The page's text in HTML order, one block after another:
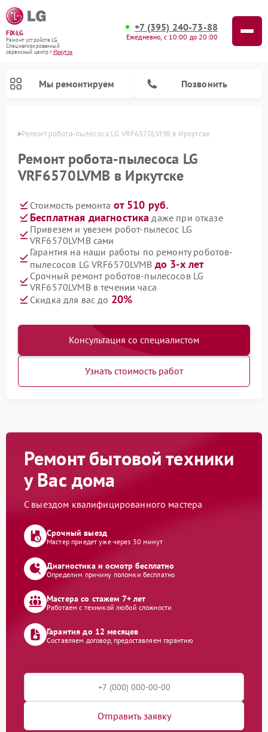
FIX-LG
Ремонт устройств LG
Специализированный
cервисный центр г.Иркутск
+7 (395) 240-73-88
Ежедневно, с 10:00 до 20:00
Мы ремонтируем Позвонить
Ремонт робота-пылесоса LG VRF6570LVMB в Иркутске
Ремонт робота-пылесоса LG
VRF6570LVMB в Иркутске
Стоимость ремонта от 510 руб.
Бесплатная диагностика даже при отказе
Привезем и увезем робот-пылесос LG
VRF6570LVMB сами
Гарантия на наши работы по ремонту роботов-
пылесосов LG VRF6570LVMB до 3-х лет
Срочный ремонт роботов-пылесосов LG
VRF6570LVMB в течении часа
Скидка для вас до 20%
Консультация со специалистом
Узнать стоимость работ
Ремонт бытовой техники
у Вас дома
С выездом квалифицированного мастера
Срочный выезд
Мастер приедет уже через 30 минут
Диагностика и осмотр бесплатно
Определим причину поломки бесплатно
Мастера со стажем 7+ лет
Работаем с техникой любой сложности
Гарантия до 12 месяцев
Составляем договор, предоставляем гарантию
Отправить заявку